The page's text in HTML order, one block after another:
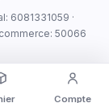
6081331059 ·
commerce: 50066
Compte